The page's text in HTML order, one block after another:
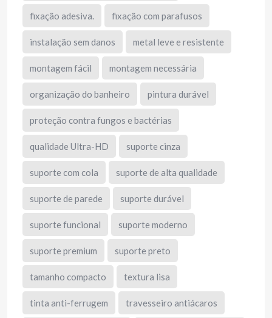
fixação adesiva. fixação com parafusos
instalação sem danos metal leve e resistente
montagem fácil montagem necessária
organização do banheiro pintura durável
proteção contra fungos e bactérias
qualidade Ultra-HD suporte cinza
suporte com cola suporte de alta qualidade
suporte de parede suporte durável
suporte funcional suporte moderno
suporte premium suporte preto
tamanho compacto textura lisa
tinta anti-ferrugem travesseiro antiácaros